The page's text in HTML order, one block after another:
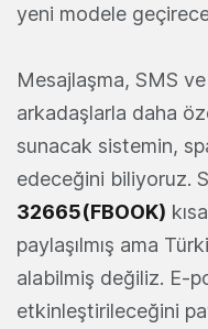
yeni modele
Mesajlaşma, SMS
arkadaşlarla daha
sunacak sistemin,
edeceğini biliyoruz.
32665(FBOOK)
paylaşılmış ama
alabilmiş değiliz. E-
etkinleştirileceğini